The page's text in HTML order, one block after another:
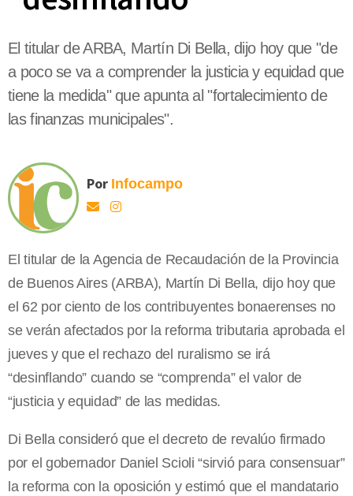
El titular de ARBA, Martín Di Bella, dijo hoy que "de
a poco se va a comprender la justicia y equidad que
tiene la medida" que apunta al "fortalecimiento de
las finanzas municipales".
Por Infocampo
El titular de la Agencia de Recaudación de la Provincia
de Buenos Aires (ARBA), Martín Di Bella, dijo hoy que
el 62 por ciento de los contribuyentes bonaerenses no
se verán afectados por la reforma tributaria aprobada el
jueves y que el rechazo del ruralismo se irá
“desinflando” cuando se “comprenda” el valor de
“justicia y equidad” de las medidas.
Di Bella consideró que el decreto de revalúo firmado
por el gobernador Daniel Scioli “sirvió para consensuar”
la reforma con la oposición y estimó que el mandatario